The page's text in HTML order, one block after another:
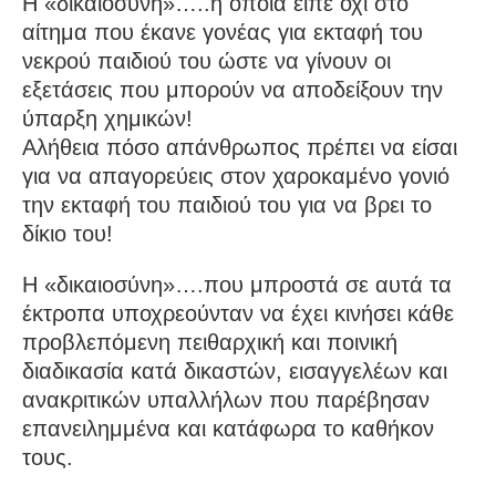
αίτημα που έκανε γονέας για εκταφή του
νεκρού παιδιού του ώστε να γίνουν οι
εξετάσεις που μπορούν να αποδείξουν την
ύπαρξη χημικών!
Αλήθεια πόσο απάνθρωπος πρέπει να είσαι
για να απαγορεύεις στον χαροκαμένο γονιό
την εκταφή του παιδιού του για να βρει το
δίκιο του!
Η «δικαιοσύνη»….που μπροστά σε αυτά τα
έκτροπα υποχρεούνταν να έχει κινήσει κάθε
προβλεπόμενη πειθαρχική και ποινική
διαδικασία κατά δικαστών, εισαγγελέων και
ανακριτικών υπαλλήλων που παρέβησαν
επανειλημμένα και κατάφωρα το καθήκον
τους.